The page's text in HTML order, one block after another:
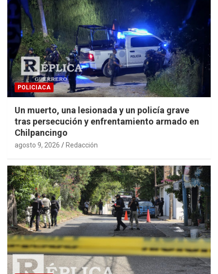
POLICIACA
Un muerto, una lesionada y un policía grave
tras persecución y enfrentamiento armado en
Chilpancingo
agosto 9, 2026 Redacción